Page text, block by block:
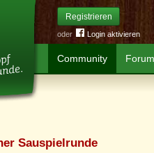
Registrieren
oder Login aktivieren
Community Forum
Sauspielrunde